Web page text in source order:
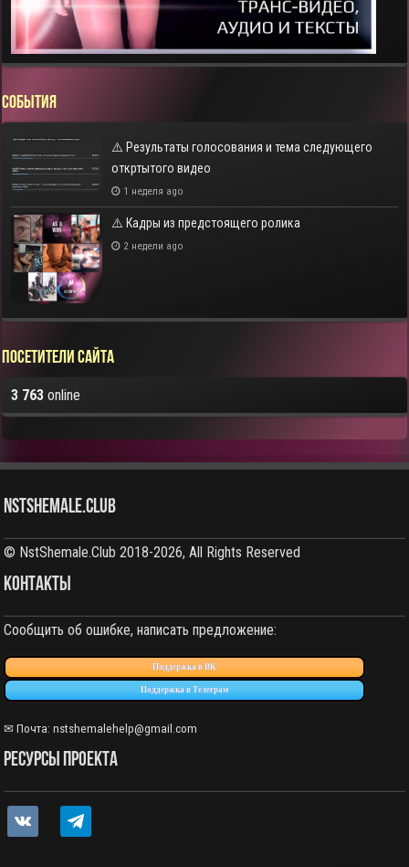
СОБЫТИЯ
⚠️ Результаты голосования и тема следующего
откртытого видео
1 неделя ago
⚠️ Кадры из предстоящего ролика
2 недели ago
Посетители сайта
3 763 online
NstShemale.Club
© NstShemale.Club 2018-2026, All Rights Reserved
КОНТАКТЫ
Сообщить об ошибке, написать предложение:
Поддержка в ВК
Поддержка в Телеграм
✉ Почта: nstshemalehelp@gmail.com
РЕСУРСЫ ПРОЕКТА
vkontakte telegram